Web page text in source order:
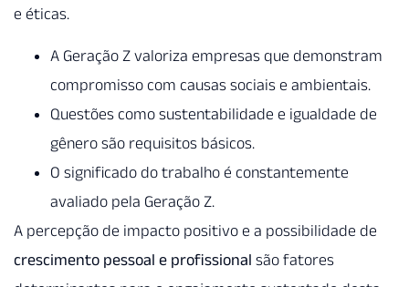
e éticas.
A Geração Z valoriza empresas que demonstram
compromisso com causas sociais e ambientais.
Questões como sustentabilidade e igualdade de
gênero são requisitos básicos.
O significado do trabalho é constantemente
avaliado pela Geração Z.
A percepção de impacto positivo e a possibilidade de
crescimento pessoal e profissional são fatores